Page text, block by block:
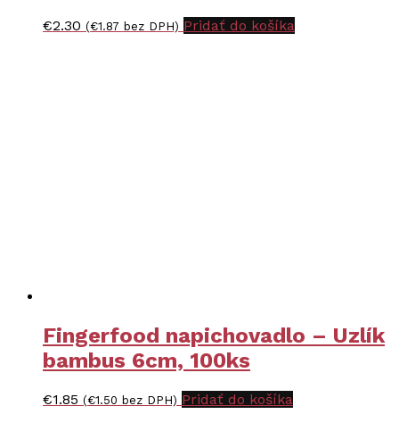
€2.30 (€1.87 bez DPH) Pridať do košíka
Fingerfood napichovadlo – Uzlík
bambus 6cm, 100ks
€1.85 (€1.50 bez DPH) Pridať do košíka